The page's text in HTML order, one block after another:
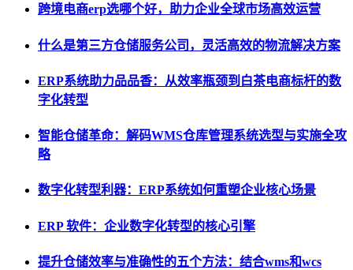
跨境电商erp选哪个好，助力企业全球市场高效运营
什么是第三方仓储服务公司，灵活高效的物流解决方案
ERP系统助力品品香：从效率瓶颈到白茶电商标杆的数
字化转型
智能仓储革命：解码WMS仓库管理系统选型与实施全攻
略
数字化转型利器：ERP系统如何重塑企业核心场景
ERP 软件：企业数字化转型的核心引擎
提升仓储效率与准确性的五个方法：结合wms和wcs